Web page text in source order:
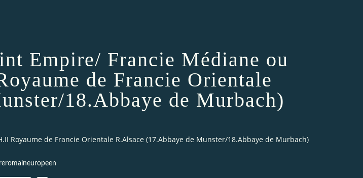
Empire/ Francie Médiane ou
de Francie Orientale
18.Abbaye de Murbach)
Royaume de Francie Orientale R.Alsace (17.Abbaye de Munster/18.Abbaye de Murbach)